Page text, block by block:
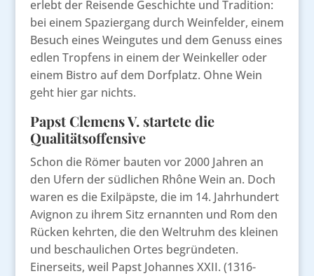
erlebt der Reisende Geschichte und Tradition:
bei einem Spaziergang durch Weinfelder, einem
Besuch eines Weingutes und dem Genuss eines
edlen Tropfens in einem der Weinkeller oder
einem Bistro auf dem Dorfplatz. Ohne Wein
geht hier gar nichts.
Papst Clemens V. startete die
Qualitätsoffensive
Schon die Römer bauten vor 2000 Jahren an
den Ufern der südlichen Rhône Wein an. Doch
waren es die Exilpäpste, die im 14. Jahrhundert
Avignon zu ihrem Sitz ernannten und Rom den
Rücken kehrten, die den Weltruhm des kleinen
und beschaulichen Ortes begründeten.
Einerseits, weil Papst Johannes XXII. (1316-